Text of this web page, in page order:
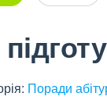
Поради